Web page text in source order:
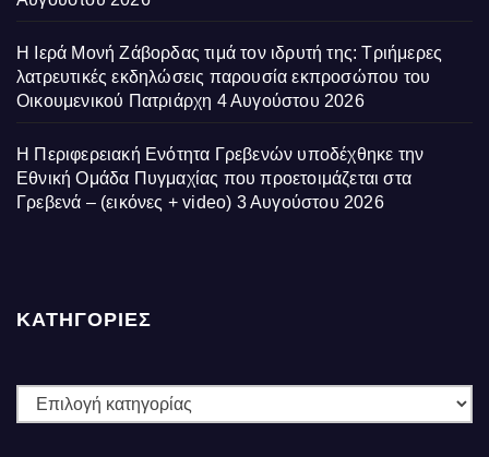
Η Ιερά Μονή Ζάβορδας τιμά τον ιδρυτή της: Τριήμερες
λατρευτικές εκδηλώσεις παρουσία εκπροσώπου του
Οικουμενικού Πατριάρχη 4 Αυγούστου 2026
Η Περιφερειακή Ενότητα Γρεβενών υποδέχθηκε την
Εθνική Ομάδα Πυγμαχίας που προετοιμάζεται στα
Γρεβενά – (εικόνες + video) 3 Αυγούστου 2026
ΚΑΤΗΓΟΡΙΕΣ
ΚΑΤΗΓΟΡΙΕΣ